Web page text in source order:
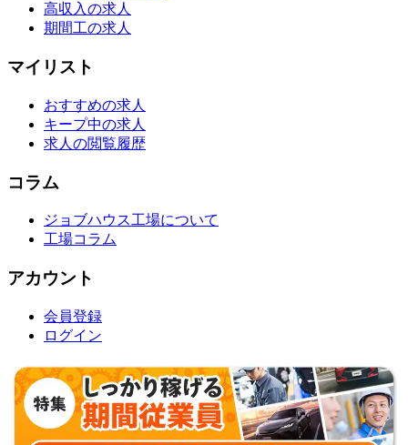
高収入の求人
期間工の求人
マイリスト
おすすめの求人
キープ中の求人
求人の閲覧履歴
コラム
ジョブハウス工場について
工場コラム
アカウント
会員登録
ログイン